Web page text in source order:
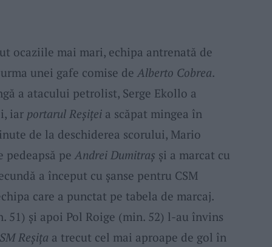
ocaziile mai mari, echipa antrenată de
unei gafe comise de Alberto Cobrea.
a atacului petrolist, Serge Ekollo a
iar portarul Reșițeia scăpat mingea în
de la deschiderea scorului, Mario
pe Andrei Dumitraș și a marcat cu
a început cu șanse pentru CSM
care a punctat pe tabela de marcaj.
51) și apoi Pol Roige (min. 52) l-au învins
Reșița a trecut cel mai aproape de gol în